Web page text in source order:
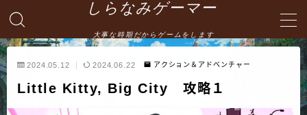
しらなみゲーマー
大事な時期だからゲームをします
MENU
2024.05.12 2024.06.22 アクション＆アドベンチャー
Little Kitty, Big City 攻略１